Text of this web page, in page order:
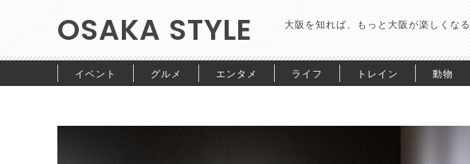
OSAKA STYLE 大阪を知れば、もっと大阪が楽しくなる
イベント グルメ エンタメ ライフ トレイン 動物